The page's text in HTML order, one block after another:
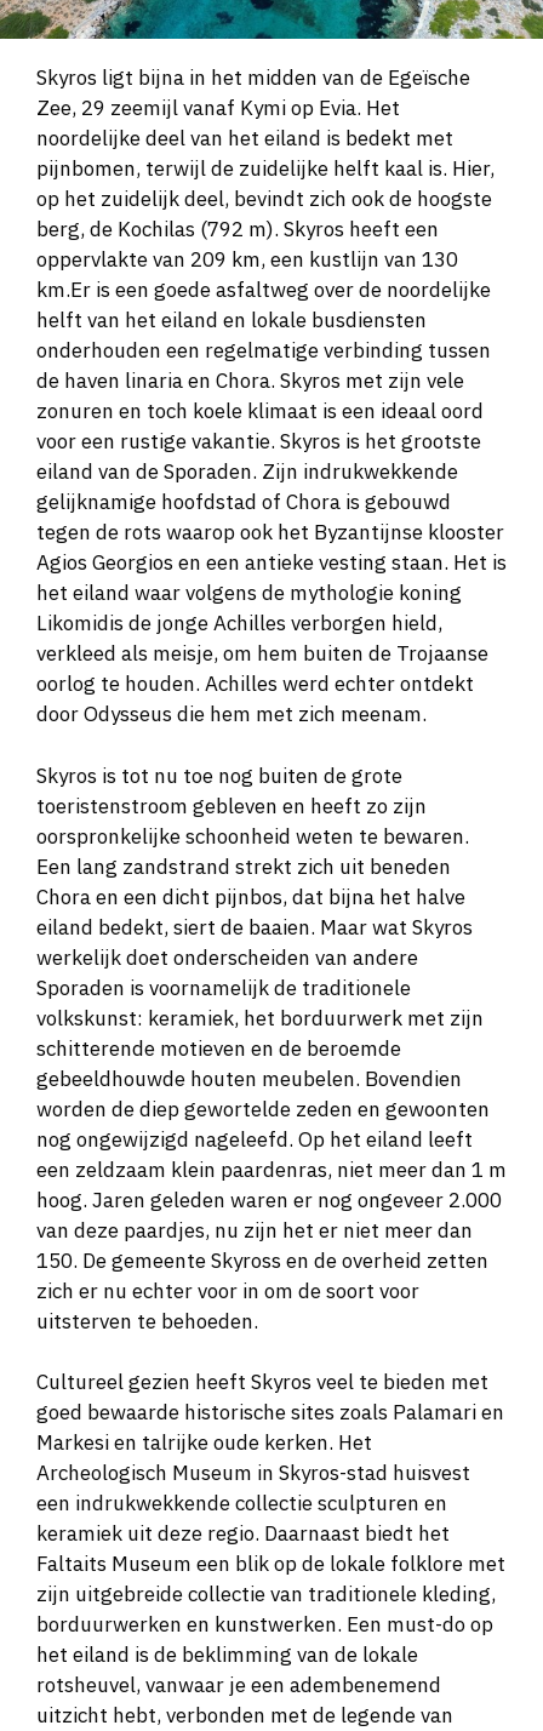
Skyros ligt bijna in het midden van de Egeïsche
Zee, 29 zeemijl vanaf Kymi op Evia. Het
noordelijke deel van het eiland is bedekt met
pijnbomen, terwijl de zuidelijke helft kaal is. Hier,
op het zuidelijk deel, bevindt zich ook de hoogste
berg, de Kochilas (792 m). Skyros heeft een
oppervlakte van 209 km, een kustlijn van 130
km.Er is een goede asfaltweg over de noordelijke
helft van het eiland en lokale busdiensten
onderhouden een regelmatige verbinding tussen
de haven linaria en Chora. Skyros met zijn vele
zonuren en toch koele klimaat is een ideaal oord
voor een rustige vakantie. Skyros is het grootste
eiland van de Sporaden. Zijn indrukwekkende
gelijknamige hoofdstad of Chora is gebouwd
tegen de rots waarop ook het Byzantijnse klooster
Agios Georgios en een antieke vesting staan. Het is
het eiland waar volgens de mythologie koning
Likomidis de jonge Achilles verborgen hield,
verkleed als meisje, om hem buiten de Trojaanse
oorlog te houden. Achilles werd echter ontdekt
door Odysseus die hem met zich meenam.
Skyros is tot nu toe nog buiten de grote
toeristenstroom gebleven en heeft zo zijn
oorspronkelijke schoonheid weten te bewaren.
Een lang zandstrand strekt zich uit beneden
Chora en een dicht pijnbos, dat bijna het halve
eiland bedekt, siert de baaien. Maar wat Skyros
werkelijk doet onderscheiden van andere
Sporaden is voornamelijk de traditionele
volkskunst: keramiek, het borduurwerk met zijn
schitterende motieven en de beroemde
gebeeldhouwde houten meubelen. Bovendien
worden de diep gewortelde zeden en gewoonten
nog ongewijzigd nageleefd. Op het eiland leeft
een zeldzaam klein paardenras, niet meer dan 1 m
hoog. Jaren geleden waren er nog ongeveer 2.000
van deze paardjes, nu zijn het er niet meer dan
150. De gemeente Skyross en de overheid zetten
zich er nu echter voor in om de soort voor
uitsterven te behoeden.
Cultureel gezien heeft Skyros veel te bieden met
goed bewaarde historische sites zoals Palamari en
Markesi en talrijke oude kerken. Het
Archeologisch Museum in Skyros-stad huisvest
een indrukwekkende collectie sculpturen en
keramiek uit deze regio. Daarnaast biedt het
Faltaits Museum een blik op de lokale folklore met
zijn uitgebreide collectie van traditionele kleding,
borduurwerken en kunstwerken. Een must-do op
het eiland is de beklimming van de lokale
rotsheuvel, vanwaar je een adembenemend
uitzicht hebt, verbonden met de legende van